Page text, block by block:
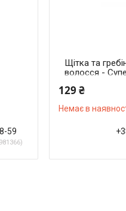
59
Щітка та
волосся -
129 ₴
Немає в